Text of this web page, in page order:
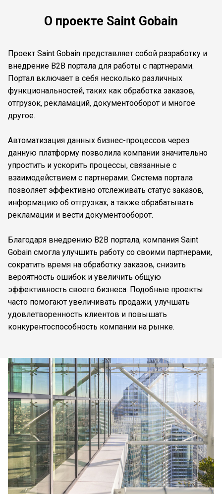
О проекте Saint Gobain
Проект Saint Gobain представляет собой разработку и
внедрение B2B портала для работы с партнерами.
Портал включает в себя несколько различных
функциональностей, таких как обработка заказов,
отгрузок, рекламаций, документооборот и многое
другое.
Автоматизация данных бизнес-процессов через
данную платформу позволила компании значительно
упростить и ускорить процессы, связанные с
взаимодействием с партнерами. Система портала
позволяет эффективно отслеживать статус заказов,
информацию об отгрузках, а также обрабатывать
рекламации и вести документооборот.
Благодаря внедрению B2B портала, компания Saint
Gobain смогла улучшить работу со своими партнерами,
сократить время на обработку заказов, снизить
вероятность ошибок и увеличить общую
эффективность своего бизнеса. Подобные проекты
часто помогают увеличивать продажи, улучшать
удовлетворенность клиентов и повышать
конкурентоспособность компании на рынке.